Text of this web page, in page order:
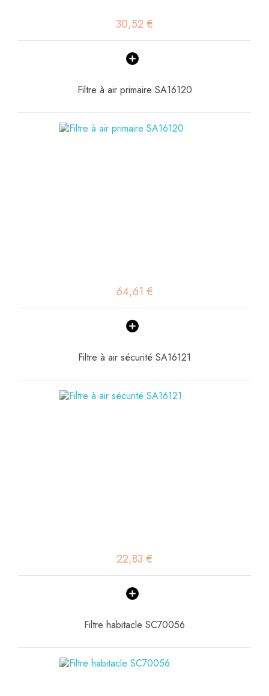
30,52 €
Filtre à air primaire SA16120
64,61 €
Filtre à air sécurité SA16121
22,83 €
Filtre habitacle SC70056